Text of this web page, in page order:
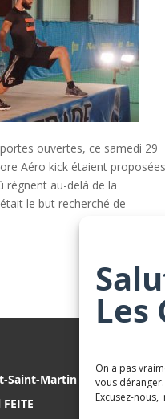
Les
On a pas
vous déranger.
Excusez-
ouvertes, ce samedi 29
Aéro kick étaient proposées
règnent au-delà de la
le but recherché de
Saint-Martin